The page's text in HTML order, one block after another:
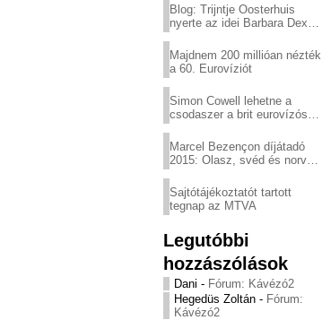
Blog: Trijntje Oosterhuis
nyerte az idei Barbara Dex
Majdnem 200 millióan nézték
a 60. Eurovíziót
Simon Cowell lehetne a
csodaszer a brit eurovízós
Marcel Bezençon díjátadó
2015: Olasz, svéd és norvég
Sajtótájékoztatót tartott
tegnap az MTVA
Legutóbbi
hozzászólások
Dani - Fórum: Kávézó2
Hegedüs Zoltán - Fórum:
Kávézó2